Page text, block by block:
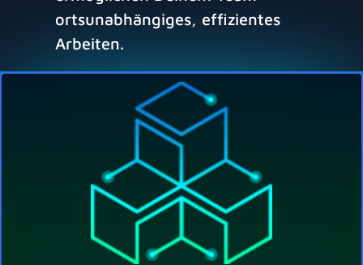
ortsunabhängiges, effizientes
Arbeiten.